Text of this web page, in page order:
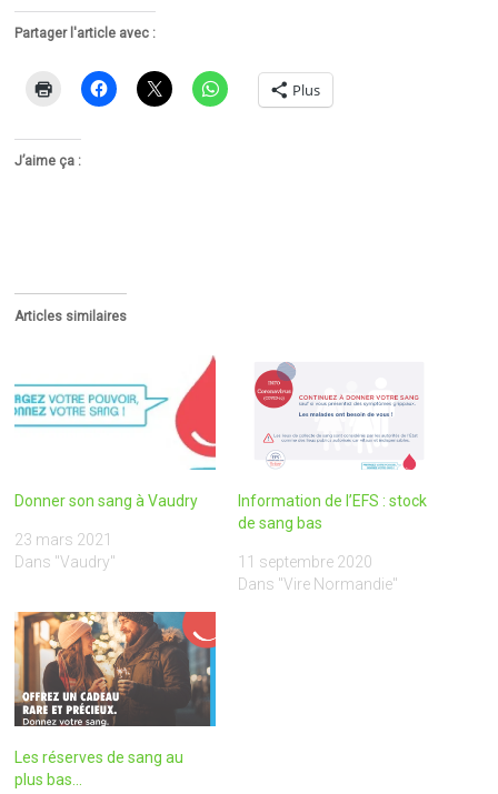
Partager l'article avec :
Plus
J’aime ça :
Articles similaires
Donner son sang à Vaudry
23 mars 2021
Dans "Vaudry"
Information de l’EFS : stock
de sang bas
11 septembre 2020
Dans "Vire Normandie"
Les réserves de sang au
plus bas…